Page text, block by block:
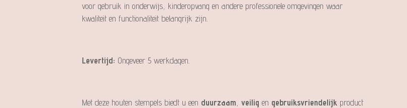
voor gebruik in onderwijs, kinderopvang en andere professionele omgevingen waar
kwaliteit en functionaliteit belangrijk zijn.
Levertijd: Ongeveer 5 werkdagen.
Met deze houten stempels biedt u een duurzaam veilig en gebruiksvriendelijk product